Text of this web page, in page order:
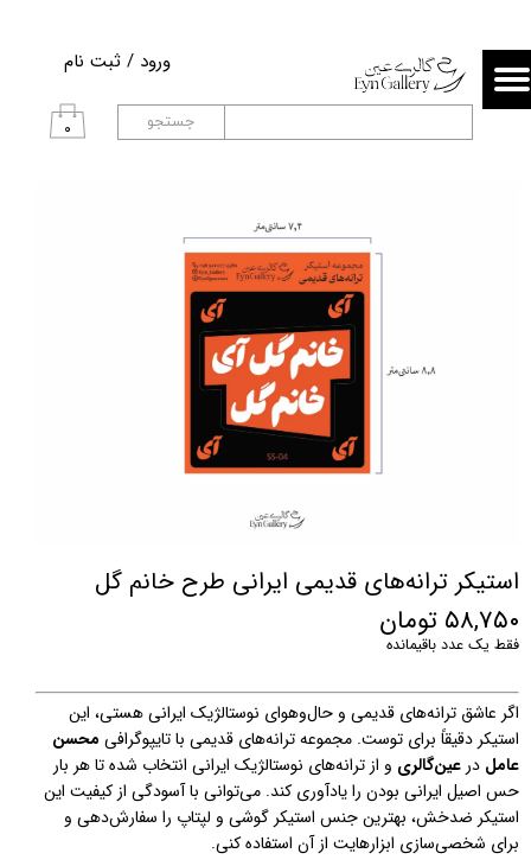
۰
ورود / ثبت نام
حساب کاربری من
تغییر گذر واژه
جستجو
استیکر ترانه‌های قدیمی ایرانی طرح خانم گل
۵۸,۷۵۰ تومان
فقط یک عدد باقیمانده
استیکر دقیقاً برای توست. مجموعه ترانه‌های قدیمی با تایپوگرافی
عامل در عین‌گالری
برای شخصی‌سازی ابزارهایت از آن استفاده کنی.